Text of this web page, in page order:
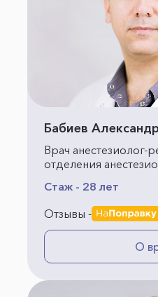
Бабиев
Врач анестезиолог-
отделения
Стаж - 28 лет
Отзывы -
О